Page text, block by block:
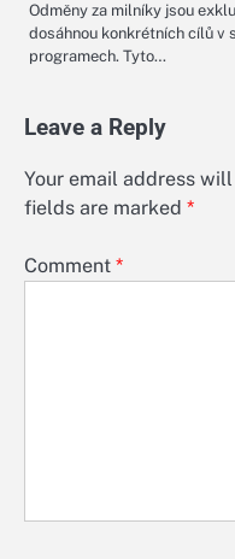
Odměny za milníky jsou
dosáhnou konkrétních cílů v
programech. Tyto…
Leave a Reply
Your email address
fields are marked *
Comment *